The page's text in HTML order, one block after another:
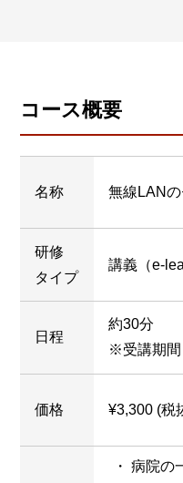
コース概要
名称 無線LAN
研修
タイプ
講義（e-
日程
約30分
※受講期間
価格 ¥3,300 (税
病院の